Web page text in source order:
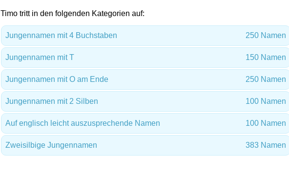
Timo tritt in den folgenden Kategorien auf:
Jungennamen mit 4 Buchstaben 250 Namen
Jungennamen mit T 150 Namen
Jungennamen mit O am Ende 250 Namen
Jungennamen mit 2 Silben 100 Namen
Auf englisch leicht auszusprechende Namen 100 Namen
Zweisilbige Jungennamen 383 Namen